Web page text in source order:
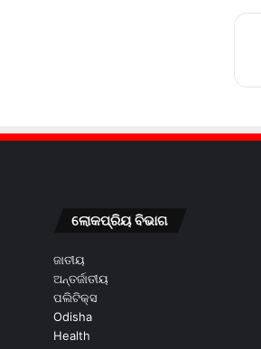
ଲୋକପ୍ରିୟ ବିଭାଗ
ଜାତୀୟ
ଅନ୍ତର୍ଜାତୀୟ
ପଲିଟିକ୍ସ
Odisha
Health